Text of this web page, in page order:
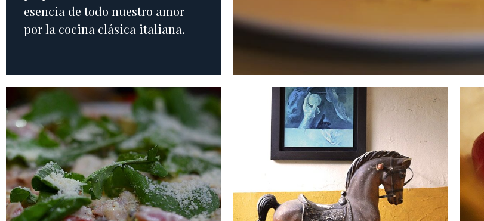
esencia de todo nuestro amor
por la cocina clásica italiana.